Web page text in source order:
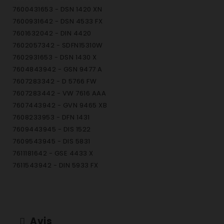
7600431653 - DSN 1420 XN
7600931642 - DSN 4533 FX
7601632042 - DIN 4420
7602057342 - SDFN15310W
7602931653 - DSN 1430 X
7604843942 - GSN 9477 A
7607283342 - D 5766 FW
7607283442 - VW 7616 AAA
7607443942 - GVN 9465 XB
7608233953 - DFN 1431
7609443945 - DIS 1522
7609543945 - DIS 5831
7611181642 - GSE 4433 X
7611543942 - DIN 5933 FX
Avis